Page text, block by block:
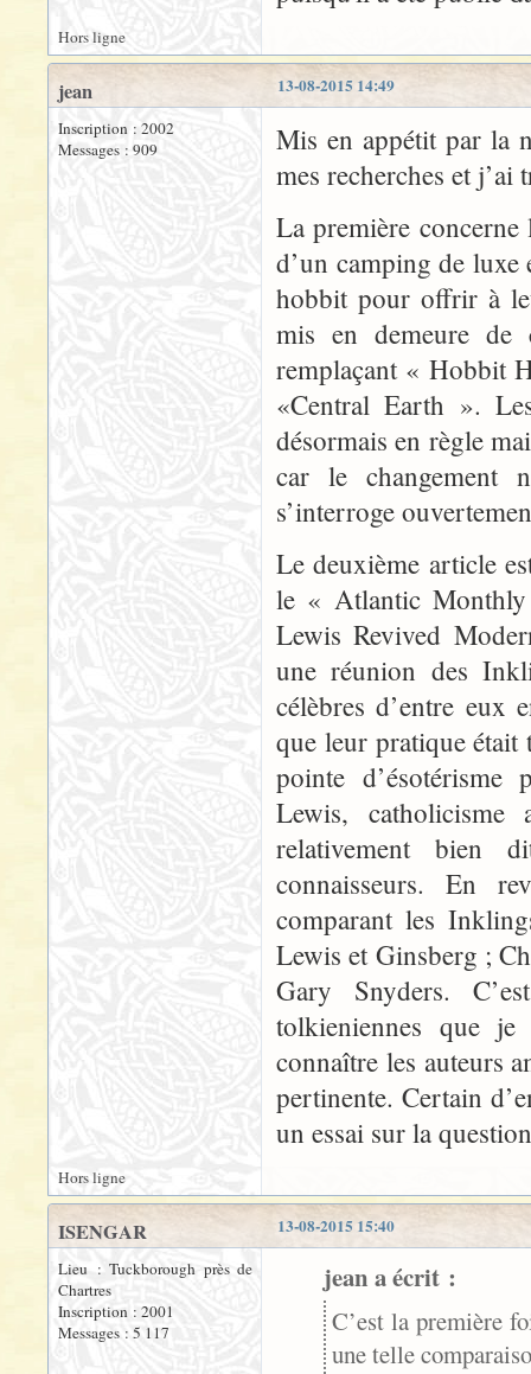
Hors ligne
13-08-2015 14:49
jean
Inscription : 2002
Messages : 909
Mis en appétit par la
mes recherches et j’ai
La première
d’un camping de
hobbit pour offrir à
mis en demeure de
remplaçant « Hobbit
«Central Earth ».
désormais en règle
car le changement
s’interroge
Le deuxième article
le « Atlantic
Lewis Revived
une réunion des
célèbres d’entre eux
que leur pratique était
pointe
Lewis,
relativement bien
connaisseurs. En
comparant les
Lewis et Ginsberg ;
Gary Snyders.
tolkieniennes que
connaître les auteurs
pertinente. Certain
un essai sur la
Hors ligne
13-08-2015 15:40
ISENGAR
Lieu : Tuckborough près de
Chartres
Inscription : 2001
Messages : 5 117
jean a écrit :
C’est la première
une telle